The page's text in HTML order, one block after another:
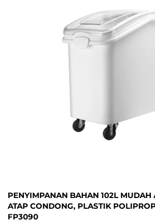
PENYIMPANAN BAHAN 102L MUDAH
ATAP CONDONG, PLASTIK
FP3090